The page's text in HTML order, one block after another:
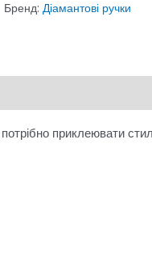
Бренд: Діамантові ручки
приклеювати